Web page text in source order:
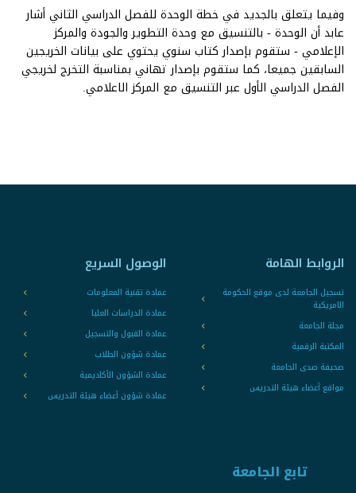
وفيما يتعلق بالجديد في خطة الوحدة للفصل الدراسي الثاني أشار
عابد أن الوحدة - بالتنسيق مع وحدة التطوير والجودة والمركز
الإعلامي - ستقوم بإصدار كتاب سنوي يحتوي على بيانات الخريجين
السابقين جميعا، كما ستقوم بإصدار تهاني بمناسبة التخرج لخريجي
الفصل الدراسي الأول عبر التنسيق مع المركز الاعلامي.
الروابط الهامة
تسجيل الجامعة لدى موقع الحكومة
الامريكية
مجلة الجامعة
المكتبة الرقمية
صحيفة صدى الجامعة
مواقع أعضاء هيئة التدريس
الوصول السريع
عمادة تقنية المعلومات
عمادة الدراسات العليا
عمادة القبول والتسجيل
عمادة شؤون الطلاب
عمادة الشؤون الأكاديمية
عمادة شؤون أعضاء هيئة التدريس
تابع الجامعة